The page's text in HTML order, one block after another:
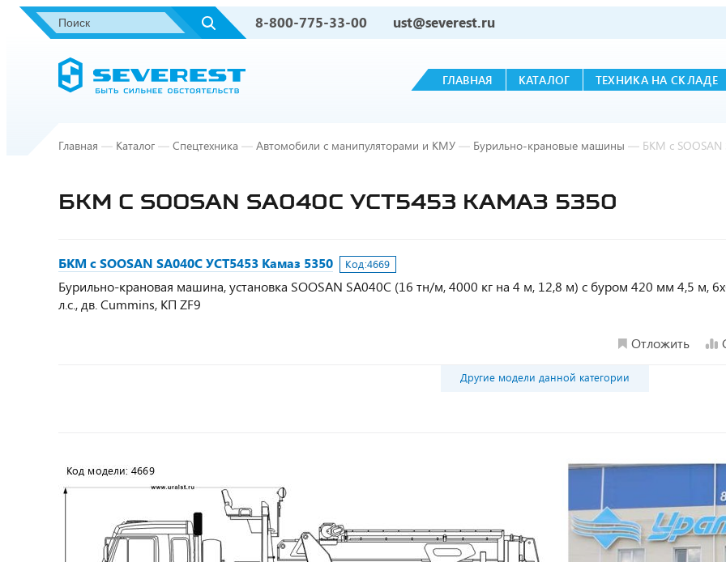
8-800-775-33-00 ust@severest.ru
ГЛАВНАЯ КАТАЛОГ ТЕХНИКА НА СКЛАДЕ
Главная — Каталог — Спецтехника — Автомобили с манипуляторами и КМУ — Бурильно-крановые машины — БКМ с
БКМ С SOOSAN SA040C УСТ5453 КАМАЗ 5350
БКМ с SOOSAN SA040C УСТ5453 Камаз 5350 Код:4669
Бурильно-крановая машина, установка SOOSAN SA040C (16 тн/м, 4000 кг на 4 м, 12,8 м) с буром 420 мм 4,5 м,
л.с., дв. Cummins, КП ZF9
Отложить
Другие модели данной категории